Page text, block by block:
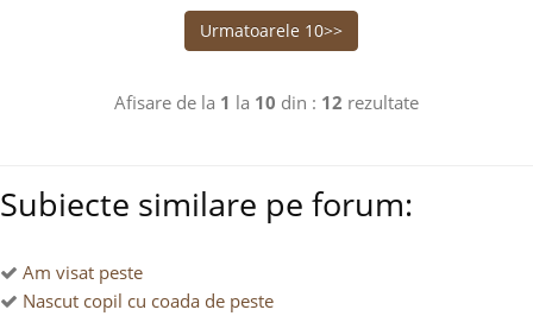
Urmatoarele 10>>
Afisare de la 1 la 10 din : 12 rezultate
Subiecte similare pe forum:
Am visat peste
Nascut copil cu coada de peste